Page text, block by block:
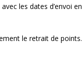
les dates d’envoi en
le retrait de points.